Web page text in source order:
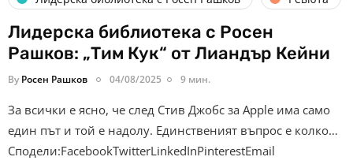
Лидерска библиотека с Росен
Рашков: „Тим Кук“ от Лиандър Кейни
By Росен Рашков 04/08/2025 9 мин.
За всички е ясно, че след Стив Джобс за Apple има само
един път и той е надолу. Единственият въпрос е колко…
Сподели:FacebookTwitterLinkedInPinterestEmail